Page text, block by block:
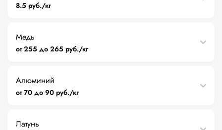
8.5 руб./кг
Медь
от 255 до 265 руб./кг
Алюминий
от 70 до 90 руб./кг
Латунь